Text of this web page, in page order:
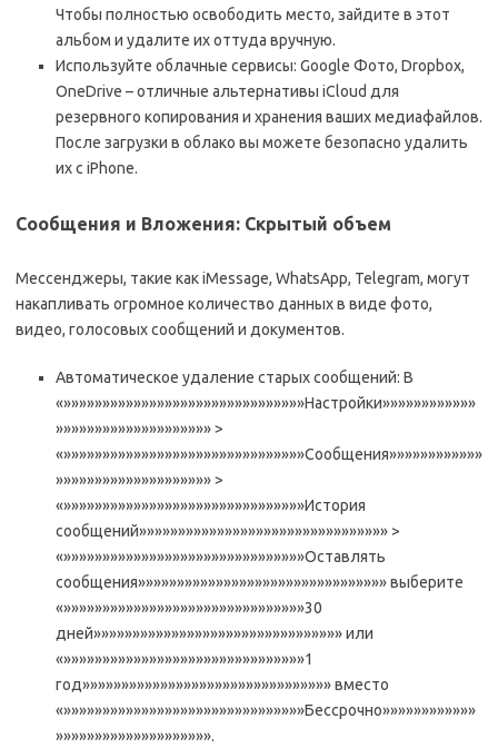
Чтобы полностью освободить место, зайдите в этот
альбом и удалите их оттуда вручную.
Используйте облачные сервисы: Google Фото, Dropbox,
OneDrive – отличные альтернативы iCloud для
резервного копирования и хранения ваших медиафайлов.
После загрузки в облако вы можете безопасно удалить
их с iPhone.
Сообщения и Вложения: Скрытый объем
Мессенджеры, такие как iMessage, WhatsApp, Telegram, могут
накапливать огромное количество данных в виде фото,
видео, голосовых сообщений и документов.
Автоматическое удаление старых сообщений: В
«»»»»»»»»»»»»»»»»»»»»»»»»»»»»»»»Настройки»»»»»»»»»»»»
»»»»»»»»»»»»»»»»»»»» >
«»»»»»»»»»»»»»»»»»»»»»»»»»»»»»»»Сообщения»»»»»»»»»»»»
»»»»»»»»»»»»»»»»»»»» >
«»»»»»»»»»»»»»»»»»»»»»»»»»»»»»»»История
сообщений»»»»»»»»»»»»»»»»»»»»»»»»»»»»»»»» >
«»»»»»»»»»»»»»»»»»»»»»»»»»»»»»»»Оставлять
сообщения»»»»»»»»»»»»»»»»»»»»»»»»»»»»»»»» выберите
«»»»»»»»»»»»»»»»»»»»»»»»»»»»»»»»30
дней»»»»»»»»»»»»»»»»»»»»»»»»»»»»»»»» или
«»»»»»»»»»»»»»»»»»»»»»»»»»»»»»»»1
год»»»»»»»»»»»»»»»»»»»»»»»»»»»»»»»» вместо
«»»»»»»»»»»»»»»»»»»»»»»»»»»»»»»»Бессрочно»»»»»»»»»»»»
»»»»»»»»»»»»»»»»»»»».